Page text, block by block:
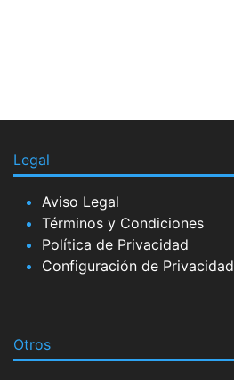
Legal
Aviso Legal
Términos y Condiciones
Política de Privacidad
Configuración de Privacidad
Otros